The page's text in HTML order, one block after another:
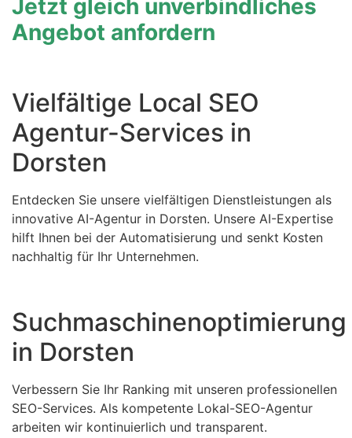
Jetzt gleich unverbindliches
Angebot anfordern
Vielfältige Local SEO
Agentur-Services in
Dorsten
Entdecken Sie unsere vielfältigen Dienstleistungen als
innovative AI-Agentur in Dorsten. Unsere AI-Expertise
hilft Ihnen bei der Automatisierung und senkt Kosten
nachhaltig für Ihr Unternehmen.
Suchmaschinenoptimierung
in Dorsten
Verbessern Sie Ihr Ranking mit unseren professionellen
SEO-Services. Als kompetente Lokal-SEO-Agentur
arbeiten wir kontinuierlich und transparent.